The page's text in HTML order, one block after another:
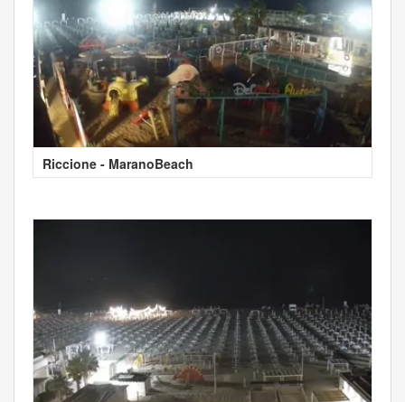
Riccione - MaranoBeach